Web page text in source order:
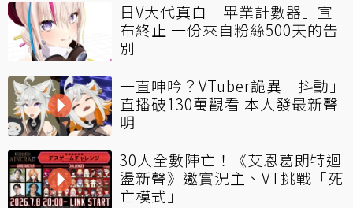
日V大代真白「畢業計數器」宣
布終止 一份來自粉絲500天的告
別
一直呻吟？VTuber詭異「抖動」
直播破130萬觀看 本人發最新聲
明
30人全數陣亡！《艾恩葛朗特迴
盪新聲》邀實況主、VT挑戰「死
亡模式」